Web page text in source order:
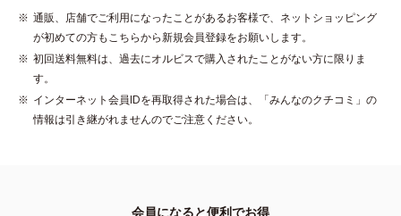
通販、店舗でご利用になったことがあるお客様で、ネットショッピング
が初めての方もこちらから新規会員登録をお願いします。
初回送料無料は、過去にオルビスで購入されたことがない方に限りま
す。
インターネット会員IDを再取得された場合は、「みんなのクチコミ」の
情報は引き継がれませんのでご注意ください。
会員になると便利でお得